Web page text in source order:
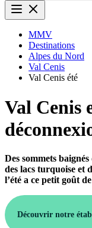
Bouton menu
MMV
Destinations
Alpes du Nord
Val Cenis
Val Cenis été
Val Cenis
Des sommets
des lacs turquoise et
l’été a ce petit goût
Découvrir notre